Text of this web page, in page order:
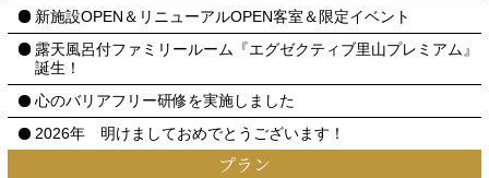
新施設OPEN＆リニューアルOPEN客室＆限定イベント
露天風呂付ファミリールーム『エグゼクティブ里山プレミアム』
誕生！
心のバリアフリー研修を実施しました
2026年 明けましておめでとうございます！
プラン